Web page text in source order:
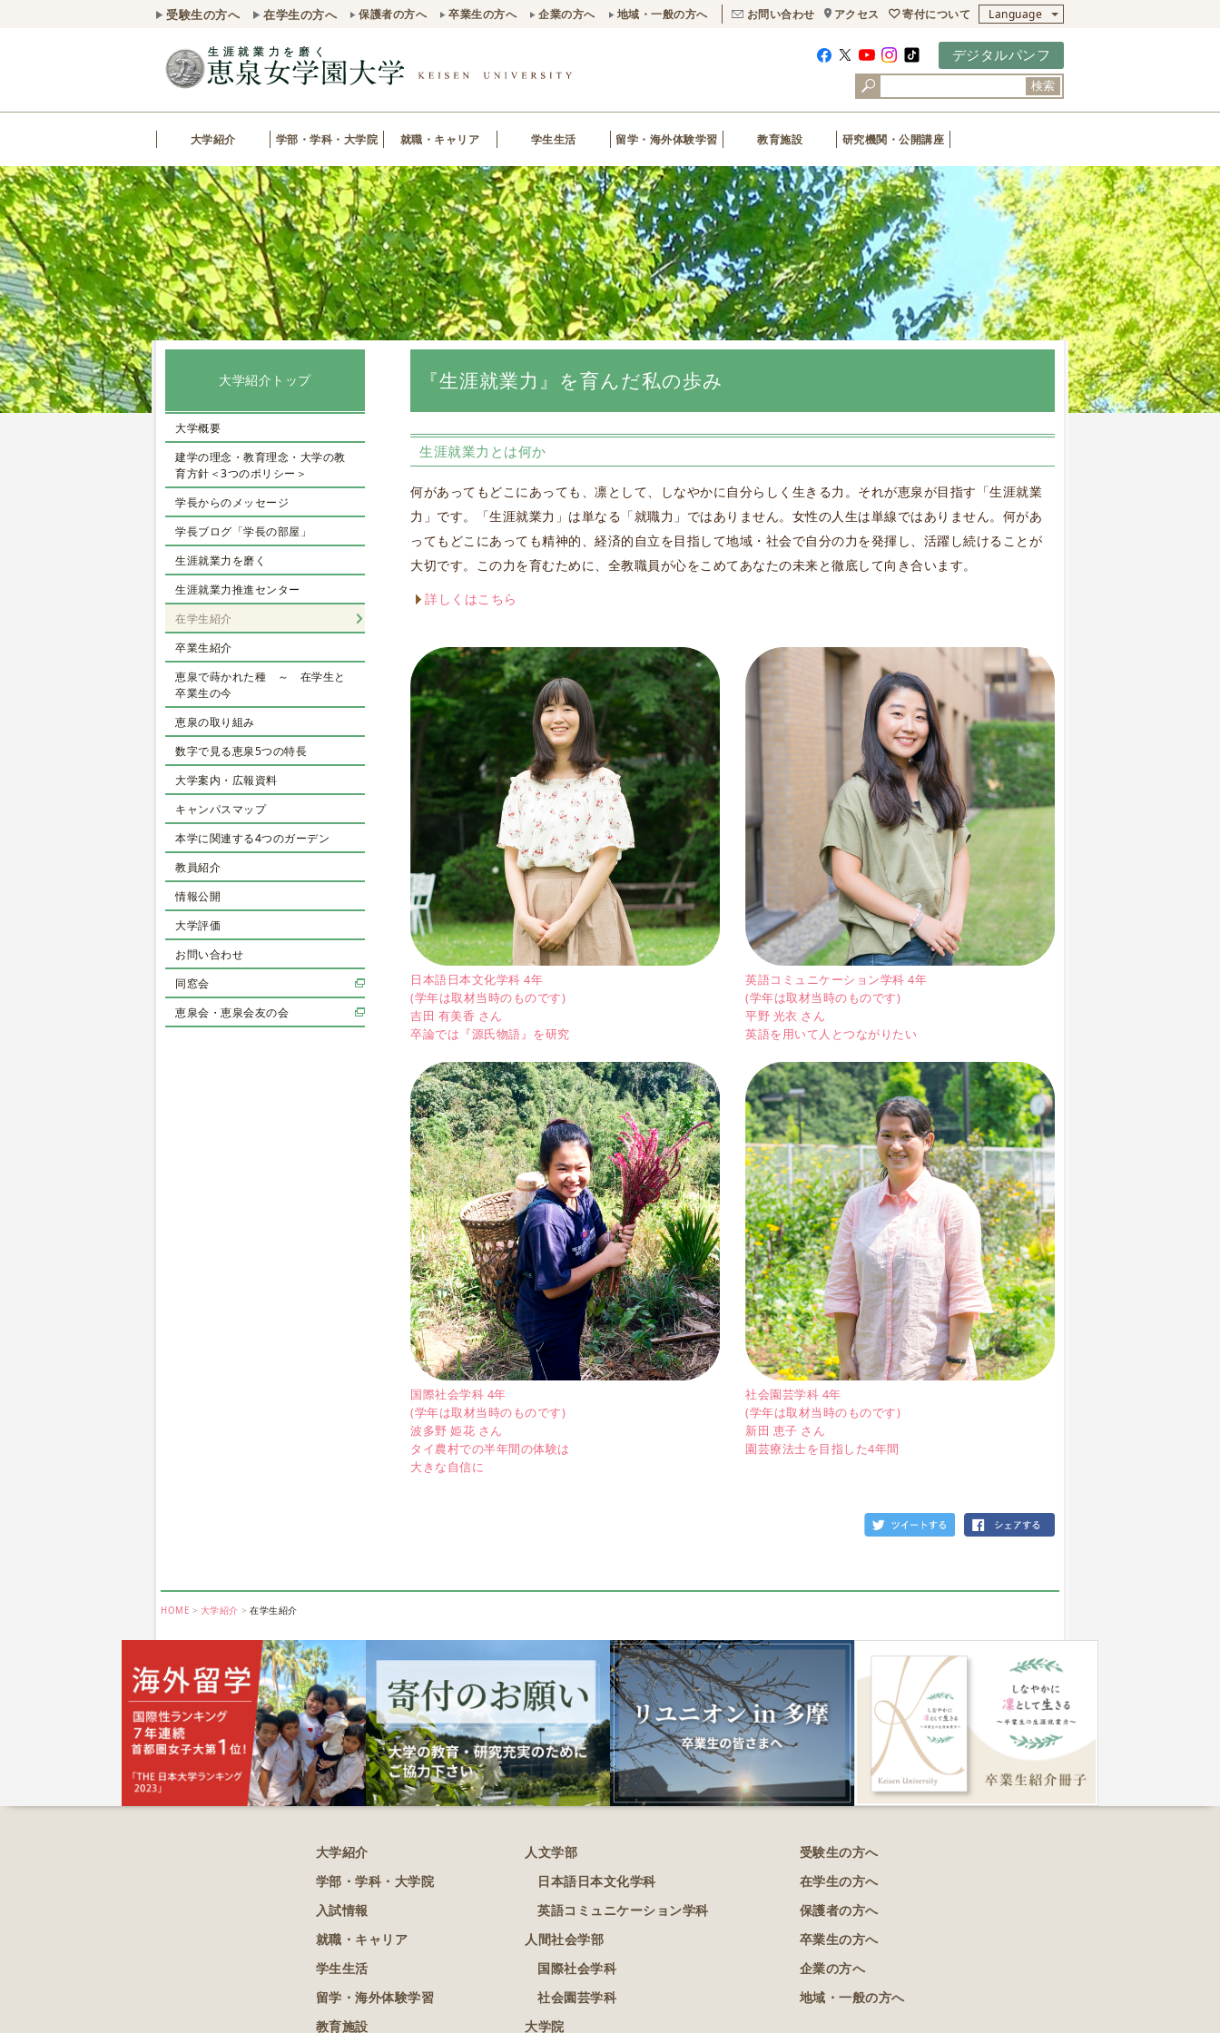
受験生の方へ 在学生の方へ 保護者の方へ 卒業生の方へ 企業の方へ 地域・一般の方へ お問い合わせ アクセス 寄付について Language
デジタルパンフ
検索
大学紹介 学部・学科・大学院 就職・キャリア 学生生活 留学・海外体験学習 教育施設 研究機関・公開講座
『生涯就業力』を育んだ私の歩み
生涯就業力とは何か
何があってもどこにあっても、凛として、しなやかに自分らしく生きる力。それが恵泉が目指す「生涯就業
力」です。「生涯就業力」は単なる「就職力」ではありません。女性の人生は単線ではありません。何があ
ってもどこにあっても精神的、経済的自立を目指して地域・社会で自分の力を発揮し、活躍し続けることが
大切です。この力を育むために、全教職員が心をこめてあなたの未来と徹底して向き合います。
詳しくはこちら
日本語日本文化学科 4年
(学年は取材当時のものです)
吉田 有美香 さん
卒論では『源氏物語』を研究
英語コミュニケーション学科 4年
(学年は取材当時のものです)
平野 光衣 さん
英語を用いて人とつながりたい
国際社会学科 4年
(学年は取材当時のものです)
波多野 姫花 さん
タイ農村での半年間の体験は
大きな自信に
社会園芸学科 4年
(学年は取材当時のものです)
新田 恵子 さん
園芸療法士を目指した4年間
大学紹介トップ
大学概要
建学の理念・教育理念・大学の教
育方針＜3つのポリシー＞
学長からのメッセージ
学長ブログ「学長の部屋」
生涯就業力を磨く
生涯就業力推進センター
在学生紹介
卒業生紹介
恵泉で蒔かれた種 ～ 在学生と
卒業生の今
恵泉の取り組み
数字で見る恵泉5つの特長
大学案内・広報資料
キャンパスマップ
本学に関連する4つのガーデン
教員紹介
情報公開
大学評価
お問い合わせ
同窓会
恵泉会・恵泉会友の会
HOME 大学紹介 在学生紹介
大学紹介
学部・学科・大学院
入試情報
就職・キャリア
学生生活
留学・海外体験学習
教育施設
人文学部
日本語日本文化学科
英語コミュニケーション学科
人間社会学部
国際社会学科
社会園芸学科
大学院
受験生の方へ
在学生の方へ
保護者の方へ
卒業生の方へ
企業の方へ
地域・一般の方へ